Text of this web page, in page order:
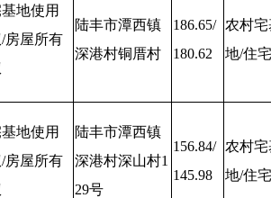
地使用
房屋所有
陆丰市潭西镇
深港村铜厝村
186.65/
180.62
农村宅
地/住宅
地使用
房屋所有
陆丰市潭西镇
深港村深山村1
29号
156.84/
145.98
农村宅
地/住宅